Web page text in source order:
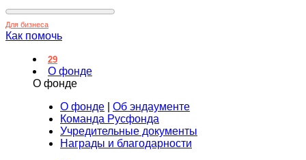
Для бизнеса
Как помочь
29
О фонде
О фонде
О фонде
Об эндаументе
Команда Русфонда
Учредительные документы
Награды и благодарности